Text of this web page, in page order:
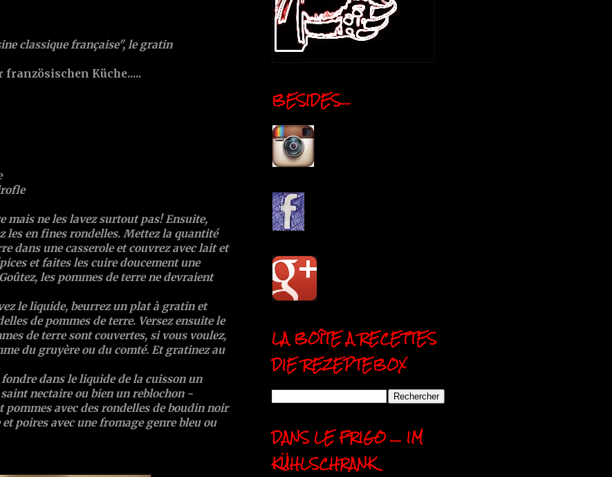
classique française", le gratin
französischen Küche.....
mais ne les lavez surtout pas! Ensuite,
les en fines rondelles. Mettez la quantité
dans une casserole et couvrez avec lait et
et faites les cuire doucement une
les pommes de terre ne devraient
le liquide, beurrez un plat à gratin et
de pommes de terre. Versez ensuite le
de terre sont couvertes, si vous voulez,
du gruyère ou du comté. Et gratinez au
dans le liquide de la cuisson un
saint nectaireou bien unreblochon-
pommesavec des rondelles deboudinnoir
etpoiresavec une fromage genrebleuou
BESIDES....
LA BOÎTE A RECETTES
DIE REZEPTEBOX
DANS LE FRIGO .... IM
KÜHLSCHRANK